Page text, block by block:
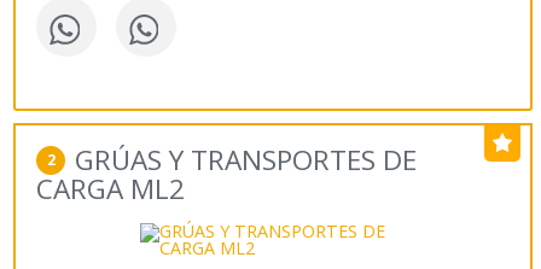
2 GRÚAS Y TRANSPORTES DE
CARGA ML2